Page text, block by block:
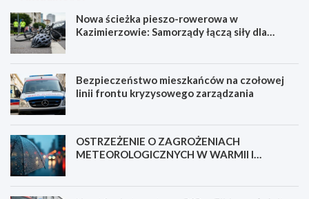
Nowa ścieżka pieszo-rowerowa w
Kazimierzowie: Samorządy łączą siły dla
Bezpieczeństwo mieszkańców na czołowej
linii frontu kryzysowego zarządzania
OSTRZEŻENIE O ZAGROŻENIACH
METEOROLOGICZNYCH W WARMII I